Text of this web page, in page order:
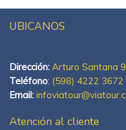
UBICANOS
Dirección: Arturo Santana
Teléfono: (598) 4222 3672
Email:
Atención al cliente